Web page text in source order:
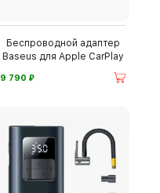
Беспроводной адаптер
Baseus для Apple CarPlay
9 790 ⃏